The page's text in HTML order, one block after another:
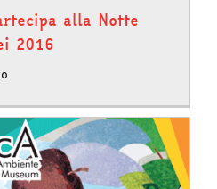
alla Notte
2016